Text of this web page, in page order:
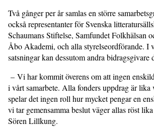
Två gånger per år samlas en större
också representanter för Svenska
Schaumans Stiftelse, Samfundet Folkhälsan
Åbo Akademi, och alla styrelseordförande. I
satsningar kan dessutom andra bidragsgivare
– Vi har kommit överens om att ingen
i vårt samarbete. Alla fonders uppdrag är
spelar det ingen roll hur mycket pengar en
vi tar gemensamma beslut väger allas röst
Sören Lillkung.